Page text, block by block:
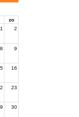
zo
1 2
8 9
16
23
30